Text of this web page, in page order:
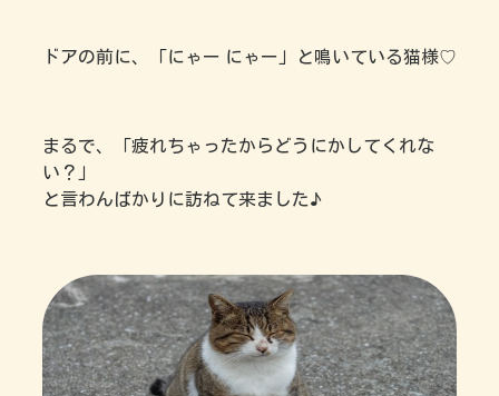
ドアの前に、「にゃー にゃー」と鳴いている猫様♡
まるで、「疲れちゃったからどうにかしてくれな
い？」
と言わんばかりに訪ねて来ました♪